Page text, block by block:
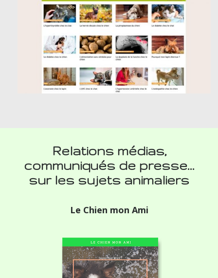
Relations médias,
communiqués de presse…
sur les sujets animaliers
Le Chien mon Ami